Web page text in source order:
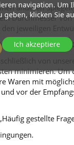
anderen
Durchmesser
jeweiligen
von
minimieren.
mit
vor der
gestellte
navigation. Um
geben, klicken Sie
Ich akzeptiere